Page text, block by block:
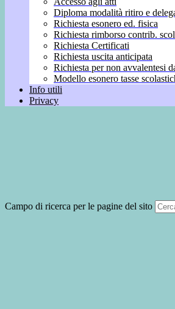
Diploma modalità ritiro e
Richiesta esonero ed. fisica
Richiesta rimborso contrib.
Richiesta Certificati
Richiesta uscita anticipata
Richiesta per non avvalentesi
Modello esonero tasse
Info utili
Privacy
Campo di ricerca per le pagine del sito